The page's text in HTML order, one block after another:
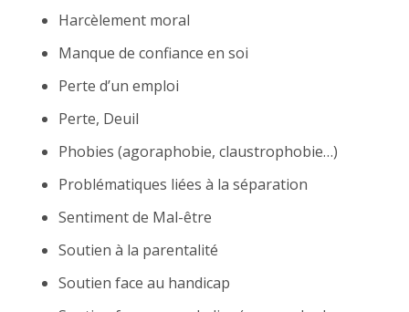
Harcèlement moral
Manque de confiance en soi
Perte d’un emploi
Perte, Deuil
Phobies (agoraphobie, claustrophobie…)
Problématiques liées à la séparation
Sentiment de Mal-être
Soutien à la parentalité
Soutien face au handicap